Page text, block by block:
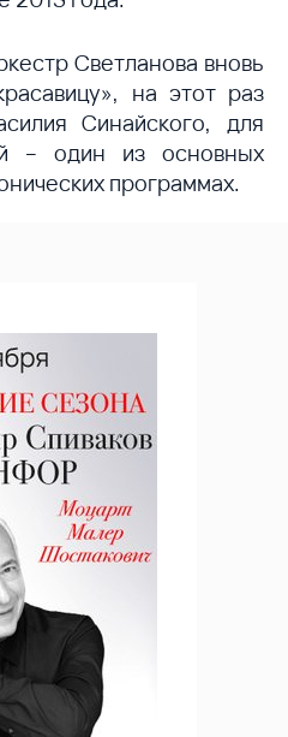
Светланова вновь
на этот раз
Синайского, для
– один из основных
программах.